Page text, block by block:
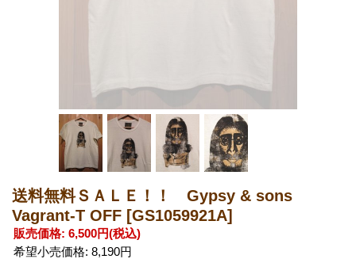
送料無料ＳＡＬＥ！！ Gypsy & sons
Vagrant-T OFF [GS1059921A]
販売価格: 6,500円(税込)
希望小売価格: 8,190円